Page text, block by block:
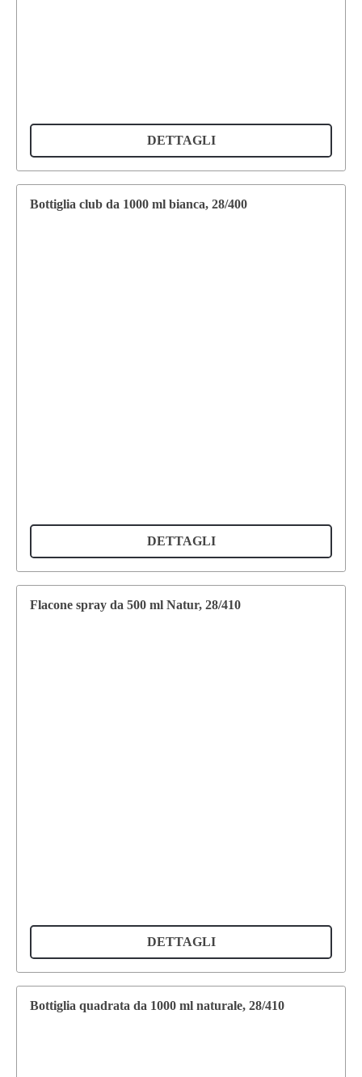
DETTAGLI
Bottiglia club da 1000 ml bianca, 28/400
DETTAGLI
Flacone spray da 500 ml Natur, 28/410
DETTAGLI
Bottiglia quadrata da 1000 ml naturale, 28/410